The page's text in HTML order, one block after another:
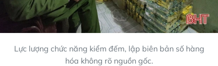
Lực lượng chức năng kiểm đếm, lập biên bản số hàng
hóa không rõ nguồn gốc.